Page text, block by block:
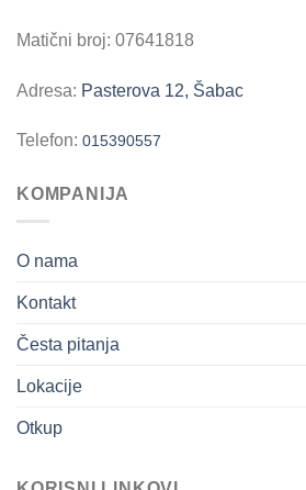
Matični broj: 07641818
Adresa: Pasterova 12, Šabac
Telefon: 015390557
KOMPANIJA
O nama
Kontakt
Česta pitanja
Lokacije
Otkup